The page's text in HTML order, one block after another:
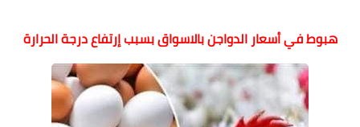
هبوط في أسعار الدواجن بالاسواق بسبب إرتفاع درجة الحرارة